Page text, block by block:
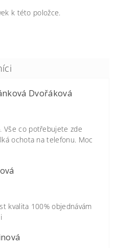
k této položce.
Dvořáková
Vše co potřebujete zde
ochota na telefonu. Moc
kvalita 100% objednávám